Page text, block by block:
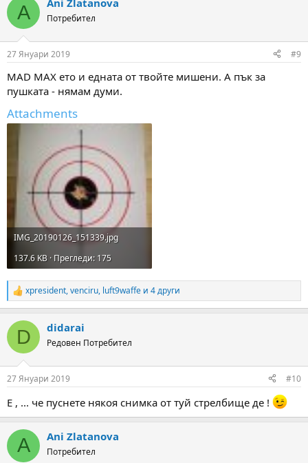
c
i
s
A Ani Zlatanova
Потребител
27 Януари 2019 #9
MAD MAX ето и едната от твойте мишени. А пък за
пушката - нямам думи.
Attachments
IMG_20190126_151339.jpg
137.6 KB · Прегледи: 175
R
e
c
i
s
xpresident,venciru, luft9waffe и 4 други
D didarai
Редовен Потребител
27 Януари 2019 #10
E , ... че пуснете някоя снимка от туй стрелбище де !
A Ani Zlatanova
Потребител